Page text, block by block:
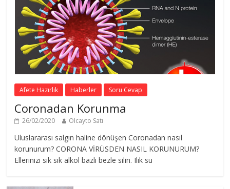
Afete Hazırlık Haberler Soru Cevap
Coronadan Korunma
26/02/2020 Olcayto Satı
Uluslararası salgın haline dönüşen Coronadan nasıl
korunurum? CORONA VİRÜSDEN NASIL KORUNURUM?
Ellerinizi sık sık alkol bazlı bezle silin. Ilık su